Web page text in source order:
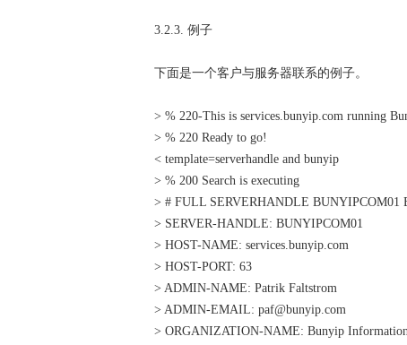
3.2.3. 例子
下面是一个客户与服务器联系的例子。
> % 220-This is services.bunyip.com running
> % 220 Ready to go!
< template=serverhandle and bunyip
> % 200 Search is executing
> # FULL SERVERHANDLE BUNYIPCOM01
> SERVER-HANDLE: BUNYIPCOM01
> HOST-NAME: services.bunyip.com
> HOST-PORT: 63
> ADMIN-NAME: Patrik Faltstrom
> ADMIN-EMAIL: paf@bunyip.com
> ORGANIZATION-NAME: Bunyip Information